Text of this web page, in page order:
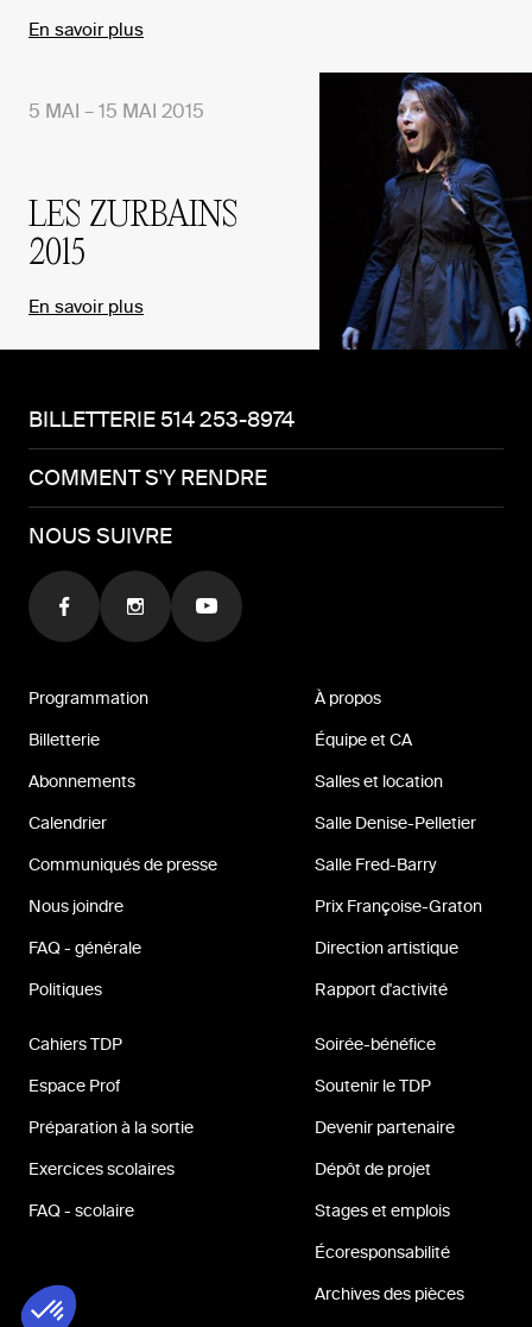
En savoir plus
LES ZURBAINS
2015
5 MAI – 15 MAI 2015
En savoir plus
BILLETTERIE 514 253-8974
COMMENT S'Y RENDRE
NOUS SUIVRE
Programmation
Billetterie
Abonnements
Calendrier
Communiqués de presse
Nous joindre
FAQ - générale
Politiques
À propos
Équipe et CA
Salles et location
Salle Denise-Pelletier
Salle Fred-Barry
Prix Françoise-Graton
Direction artistique
Rapport d'activité
Cahiers TDP
Espace Prof
Préparation à la sortie
Exercices scolaires
FAQ - scolaire
Soirée-bénéfice
Soutenir le TDP
Devenir partenaire
Dépôt de projet
Stages et emplois
Écoresponsabilité
Archives des pièces